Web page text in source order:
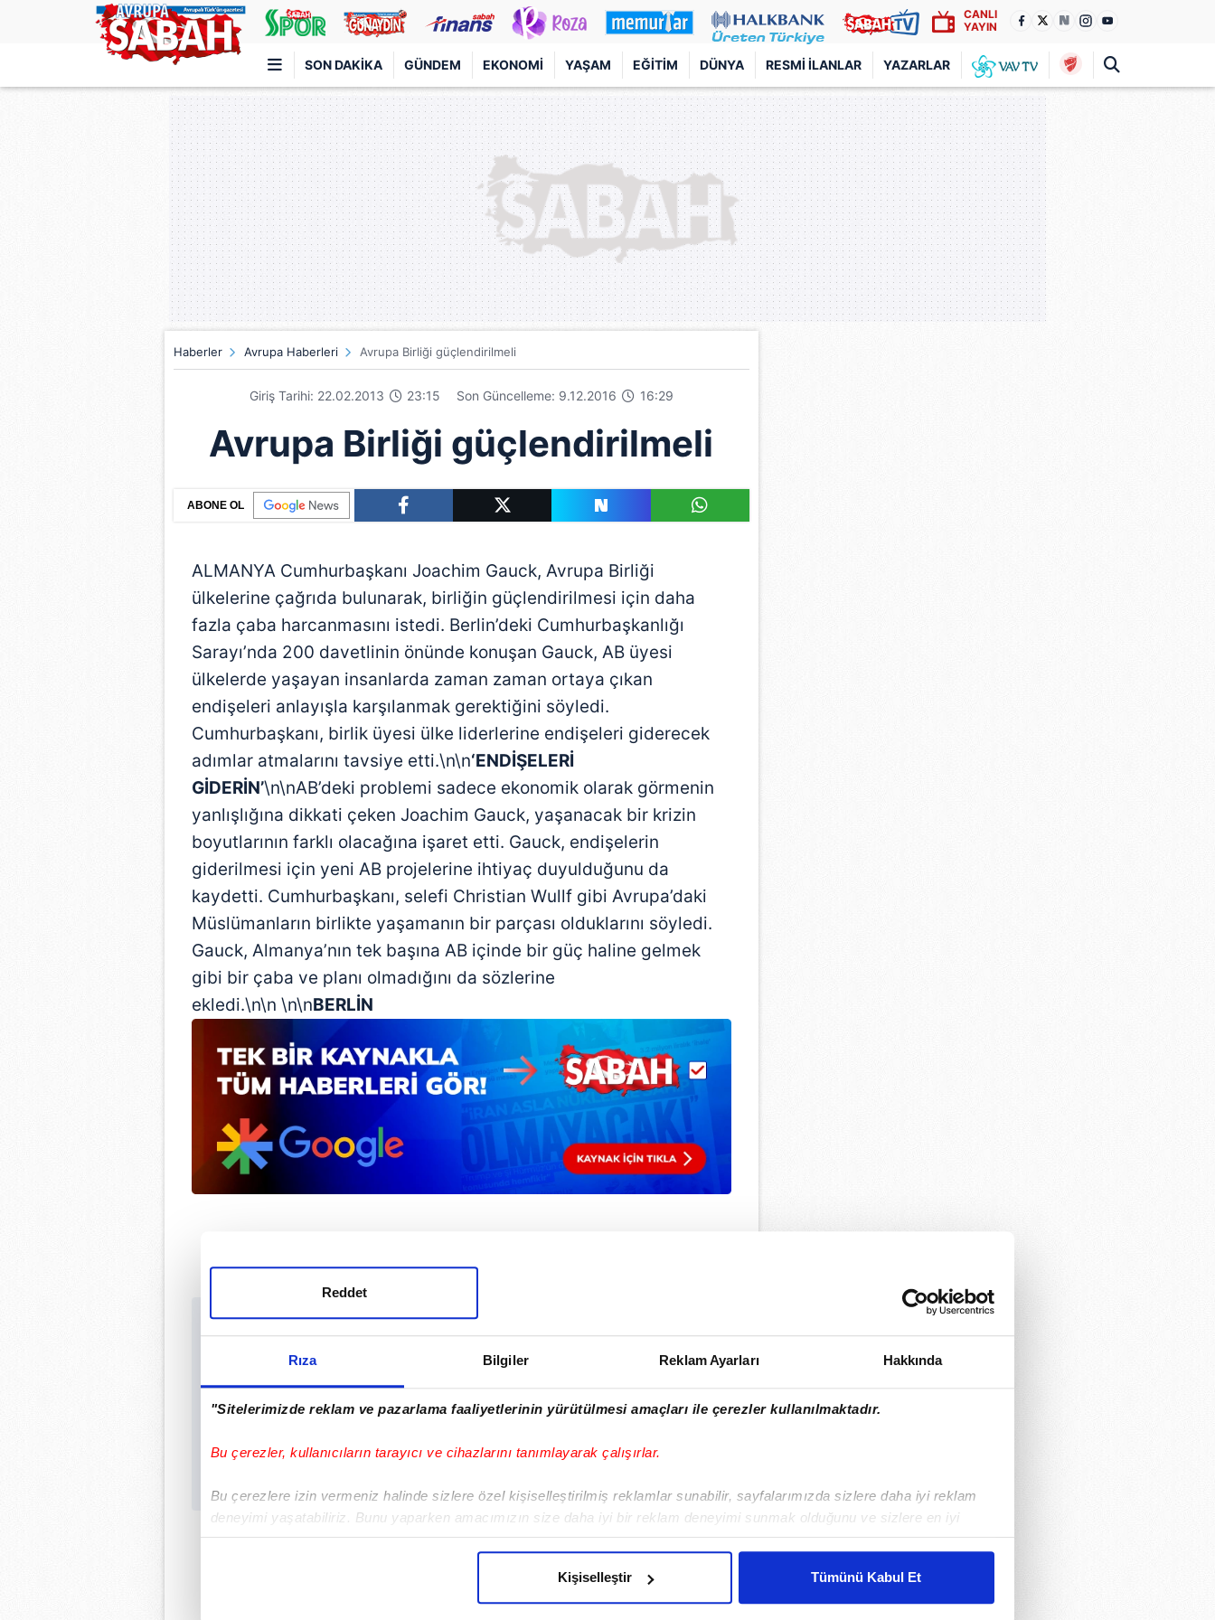
Rıza Bilgiler Reklam Ayarları Hakkında
"Sitelerimizde reklam ve pazarlama faaliyetlerinin yürütülmesi amaçları ile çerezler kullanılmaktadır.
Bu çerezler, kullanıcıların tarayıcı ve cihazlarını tanımlayarak çalışırlar.
Bu çerezlere izin vermeniz halinde sizlere özel kişiselleştirilmiş reklamlar sunabilir, sayfalarımızda sizlere daha iyi reklam
deneyimi yaşatabiliriz. Bunu yaparken amacımızın size daha iyi bir reklam deneyimi sunmak olduğunu ve sizlere en iyi
içerikleri sunabilmek adına elimizden gelen çabayı gösterdiğimizi ve bu noktada, reklamların maliyetlerimizi karşılamak
Her halükârda, kullanıcılar, bu çerezlere izin vermedikleri takdirde, kullanıcılara hedefli reklamlar gösterilmeyecektir."
Reddet
Kişiselleştir Tümünü Kabul Et
CANLI
YAYIN
SON DAKIKA GÜNDEM EKONOMI YAŞAM EĞITIM DÜNYA RESMI İLANLAR YAZARLAR
Türkiye'nin en iyi haber sitesi
Haberler Avrupa Haberleri Avrupa Birliği güçlendirilmeli
Giriş Tarihi: 22.02.2013 23:15 Son Güncelleme: 9.12.2016 16:29
Avrupa Birliği güçlendirilmeli
ABONE OL
ALMANYA Cumhurbaşkanı Joachim Gauck, Avrupa Birliği
ülkelerine çağrıda bulunarak, birliğin güçlendirilmesi için daha
fazla çaba harcanmasını istedi. Berlin’deki Cumhurbaşkanlığı
Sarayı’nda 200 davetlinin önünde konuşan Gauck, AB üyesi
ülkelerde yaşayan insanlarda zaman zaman ortaya çıkan
endişeleri anlayışla karşılanmak gerektiğini söyledi.
Cumhurbaşkanı, birlik üyesi ülke liderlerine endişeleri giderecek
adımlar atmalarını tavsiye etti.\n\n‘ENDİŞELERİ
GİDERİN’\n\nAB’deki problemi sadece ekonomik olarak görmenin
yanlışlığına dikkati çeken Joachim Gauck, yaşanacak bir krizin
boyutlarının farklı olacağına işaret etti. Gauck, endişelerin
giderilmesi için yeni AB projelerine ihtiyaç duyulduğunu da
kaydetti. Cumhurbaşkanı, selefi Christian Wullf gibi Avrupa’daki
Müslümanların birlikte yaşamanın bir parçası olduklarını söyledi.
Gauck, Almanya’nın tek başına AB içinde bir güç haline gelmek
gibi bir çaba ve planı olmadığını da sözlerine
ekledi.\n\n \n\nBERLİN